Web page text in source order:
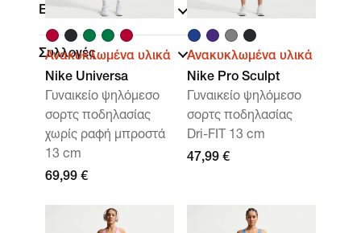
Εφαρμογή
Συλλογές
Ανακυκλωμένα υλικά
Nike Universa
Γυναικείο ψηλόμεσο
σορτς ποδηλασίας
χωρίς ραφή μπροστά
13 cm
69,99 €
Ανακυκλωμένα υλικά
Nike Pro Sculpt
Γυναικείο ψηλόμεσο
σορτς ποδηλασίας
Dri-FIT 13 cm
47,99 €